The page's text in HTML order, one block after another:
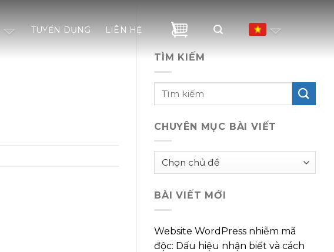
TUYỂN DỤNG LIÊN HỆ
TÌM KIẾM
CHUYÊN MỤC BÀI VIẾT
Chuyên
viết
BÀI VIẾT MỚI
Website WordPress nhiễm mã
độc: Dấu hiệu nhận biết và cách